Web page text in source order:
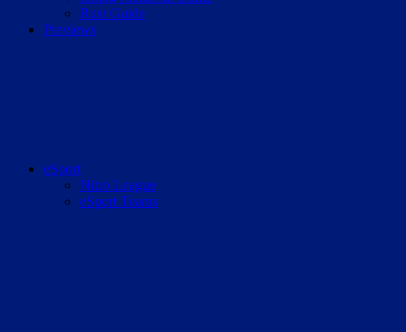
Rust Guide
Previews
eSport
Nitro League
eSport Teams